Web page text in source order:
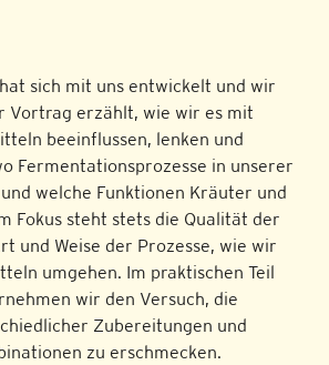
sich mit uns entwickelt und wir
Vortrag erzählt, wie wir es mit
beeinflussen, lenken und
Fermentationsprozesse in unserer
welche Funktionen Kräuter und
Fokus steht stets die Qualität der
und Weise der Prozesse, wie wir
umgehen. Im praktischen Teil
wir den Versuch, die
Zubereitungen und
zu erschmecken.